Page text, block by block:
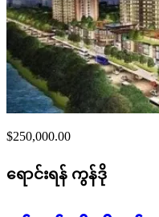
$250,000.00
ရောင်းရန် ကွန်ဒို